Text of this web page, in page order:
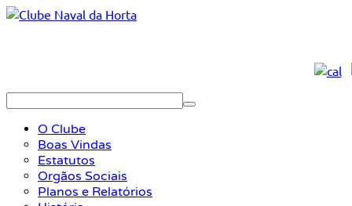
O Clube
Boas Vindas
Estatutos
Orgãos Sociais
Planos e Relatórios